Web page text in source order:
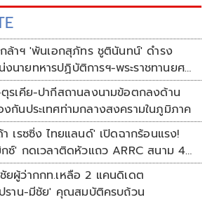
มารีน่า เบย์ สตรีท เซอร์กิต ประเทศ
สนาม ฟรี! จำนวน 1 รางวัล (รางวัลละ 2 ที่
215,160 บาท
กล้าฯ 'พันเอกสุภัทร ชูตินันทน์' ดำรง
งนายทหารปฏิบัติการฯ-พระราชทานยศ
' รเคีย-ปากีสถานลงนามข้อตกลงด้าน
งกันประเทศท่ามกลางสงครามในภูมิภาค
เรซซิ่ง ไทยแลนด์' เปิดฉากร้อนแรง!
ซ์' กดเวลาติดหัวแถว ARRC สนาม 4
ลิกา
ยผู้ว่ากกท.เหลือ 2 แคนดิเดต
ราน-มีชัย' คุณสมบัติครบถ้วน